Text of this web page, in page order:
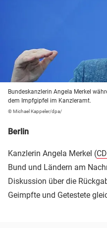
Bundeskanzlerin Angela Merkel
dem Impfgipfel im Kanzleramt.
© Michael Kappeler/dpa/
Berlin
Kanzlerin Angela Merkel (
Bund und Ländern am
Diskussion über die
Geimpfte und Getestete